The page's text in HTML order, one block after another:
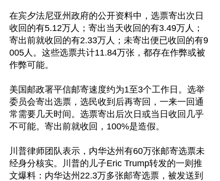
在宾夕法尼亚州政府的公开资料中，选票寄出次日
收回的有5.12万人；寄出当天收回的有3.49万人；
寄出前就收回的有2.33万人；未寄出便已收回的有9
005人。这些选票共计11.84万张，都存在作弊或被
作弊可能。
美国邮政署平信邮寄速度约为1至3个工作日。选举
委员会寄出选票，选民收到后再寄回，一来一回通
常需要几天时间。选票寄出后次日或当日收回几乎
不可能。寄出前就收回，100%是造假。
川普律师团队表示，内华达州有60万张邮寄选票未
经身分核实。川普的儿子Eric Trump转发的一则推
文爆料：内华达州22.3万多张邮寄选票，被发送到